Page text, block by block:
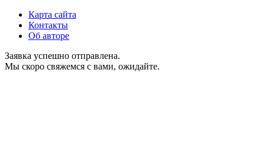
Карта сайта
Контакты
Об авторе
Заявка успешно отправлена.
Мы скоро свяжемся с вами, ожидайте.